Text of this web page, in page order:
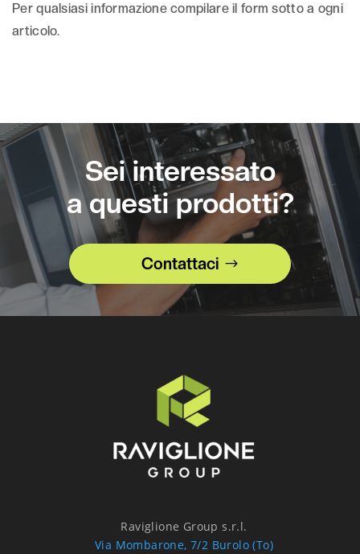
Per qualsiasi informazione compilare il form sotto a ogni
articolo.
Sei interessato
a questi prodotti?
Contattaci
Raviglione Group s.r.l.
Via Mombarone, 7/2 Burolo (To)